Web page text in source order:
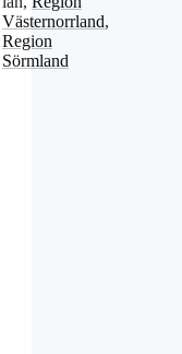
Västernorrland,
Region
Sörmland